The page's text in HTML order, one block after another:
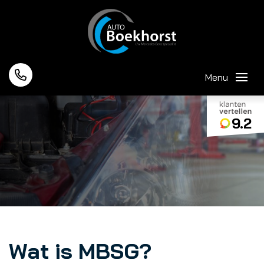
Menu
9.2
Wat is MBSG?